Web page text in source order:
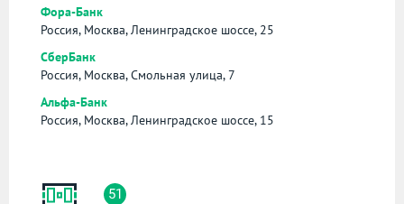
Фора-Банк
Россия, Москва, Ленинградское шоссе, 25
СберБанк
Россия, Москва, Смольная улица, 7
Альфа-Банк
Россия, Москва, Ленинградское шоссе, 15
51